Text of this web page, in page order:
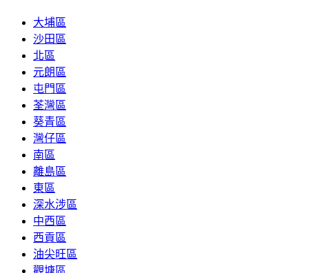
大埔區
沙田區
北區
元朗區
屯門區
荃灣區
葵青區
灣仔區
南區
離島區
東區
深水涉區
中西區
西貢區
油尖旺區
觀塘區